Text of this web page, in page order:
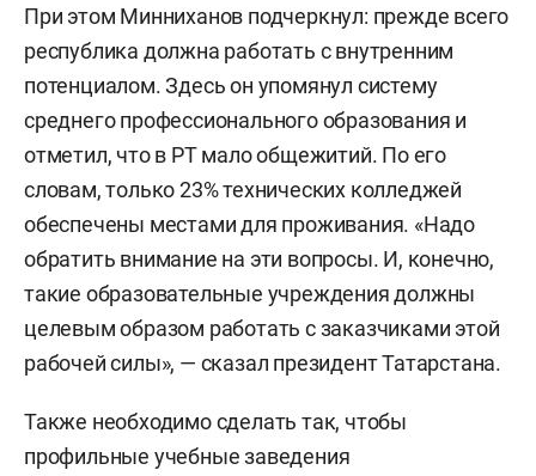
При этом Минниханов подчеркнул: прежде всего
республика должна работать с внутренним
потенциалом. Здесь он упомянул систему
среднего профессионального образования и
отметил, что в РТ мало общежитий. По его
словам, только 23% технических колледжей
обеспечены местами для проживания. «Надо
обратить внимание на эти вопросы. И, конечно,
такие образовательные учреждения должны
целевым образом работать с заказчиками этой
рабочей силы», — сказал президент Татарстана.
Также необходимо сделать так, чтобы
профильные учебные заведения